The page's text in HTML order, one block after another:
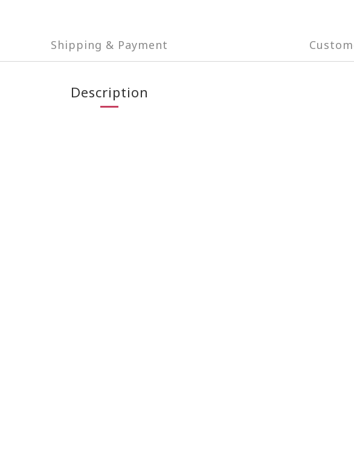
Shipping & Payment
Description